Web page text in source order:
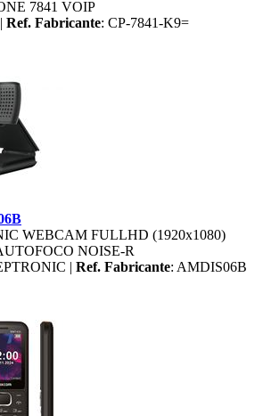
7841 VOIP
Ref. Fabricante: CP-7841-K9=
WEBCAM FULLHD (1920x1080)
NOISE-R
| Ref. Fabricante: AMDIS06B